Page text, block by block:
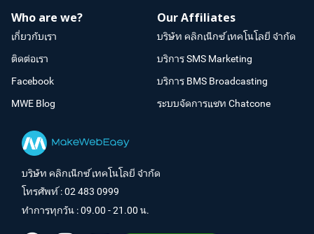
Who are we?
เกี่ยวกับเรา
ติดต่อเรา
Facebook
MWE Blog
Our Affiliates
บริษัท คลิกเน็กซ์ เทคโนโลยี จำกัด
บริการ SMS Marketing
บริการ BMS Broadcasting
ระบบจัดการแชท Chatcone
บริษัท คลิกเน็กซ์ เทคโนโลยี จำกัด
โทรศัพท์ :02 483 0999
ทำการทุกวัน : 09.00 - 21.00 น.